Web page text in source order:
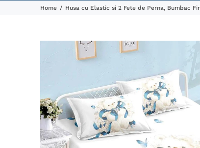
Home Husa cu Elastic si 2 Fete de Perna, Bumbac